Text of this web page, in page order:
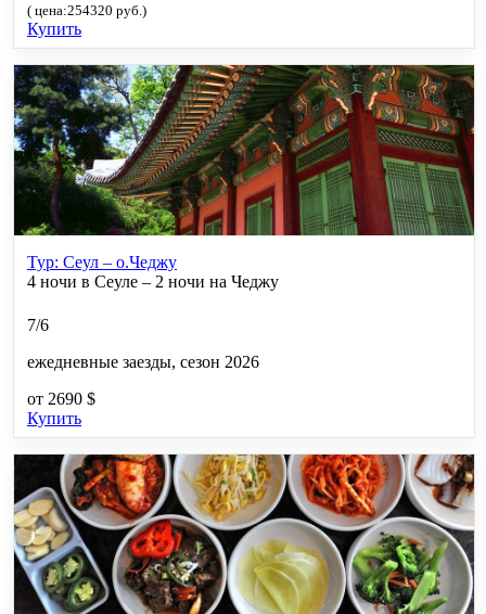
( цена:254320 руб.)
Купить
Тур: Сеул – о.Чеджу
4 ночи в Сеуле – 2 ночи на Чеджу
7/6
ежедневные заезды, сезон 2026
от 2690 $
Купить